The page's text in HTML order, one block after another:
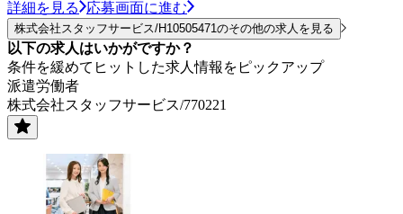
詳細を見る 応募画面に進む
株式会社スタッフサービス/H10505471のその他の求人を見る
以下の求人はいかがですか？
条件を緩めてヒットした求人情報をピックアップ
派遣労働者
株式会社スタッフサービス/770221